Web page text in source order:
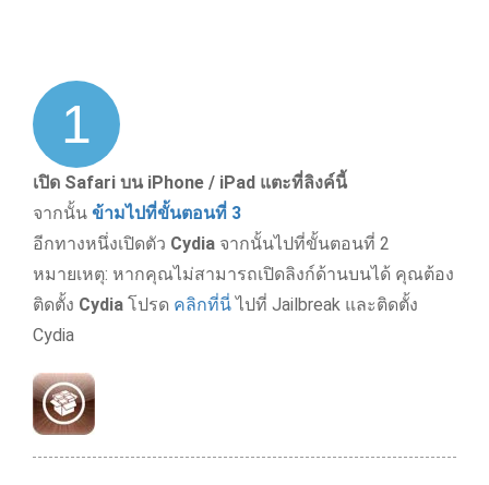
1
เปิด Safari บน iPhone / iPad แตะที่ลิงค์นี้
จากนั้น ข้ามไปที่ขั้นตอนที่ 3
อีกทางหนึ่งเปิดตัว Cydia จากนั้นไปที่ขั้นตอนที่ 2
หมายเหตุ: หากคุณไม่สามารถเปิดลิงก์ด้านบนได้ คุณต้อง
ติดตั้ง Cydia โปรด คลิกที่นี่ไปที่ Jailbreak และติดตั้ง
Cydia